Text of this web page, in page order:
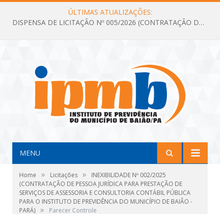
ÚLTIMAS ATUALIZAÇÕES:
DISPENSA DE LICITAÇÃO Nº 005/2026 (CONTRATAÇÃO DE SERVIÇOS TÉCNICOS DE CONSULTORIA E ASSESSORIA EM LICITAÇÃO COM ANÁLISE E ACOMPANHAMENTO DE PROCESSOS LICITATÓRIOS PARA ATENDER AS NECESSIDADES DO INSTITUTO DE PREVIDÊNCIA DO MUNICÍPIO DE BAIÃO – IPMB)
MENU
Home » Licitações »
INEXIBILIDADE Nº 002/2025
(CONTRATAÇÃO DE PESSOA JURÍDICA PARA PRESTAÇÃO DE
SERVIÇOS DE ASSESSORIA E CONSULTORIA CONTÁBIL PÚBLICA
PARA O INSTITUTO DE PREVIDÊNCIA DO MUNICÍPIO DE BAIÃO -
PARÁ) » Parecer Controle